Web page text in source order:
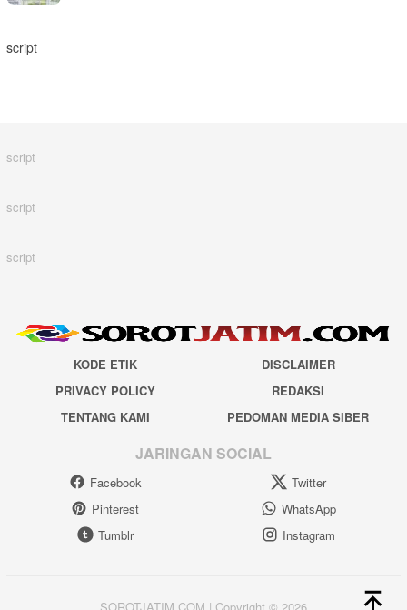
script
script
script
script
KODE ETIK
DISCLAIMER
PRIVACY POLICY
REDAKSI
TENTANG KAMI
PEDOMAN MEDIA SIBER
JARINGAN SOCIAL
Facebook
Twitter
Pinterest
WhatsApp
Tumblr
Instagram